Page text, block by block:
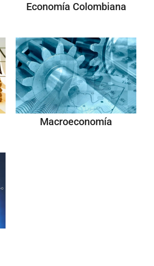
Economía Colombiana
Macroeconomía